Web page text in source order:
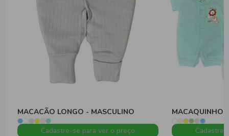
MACACÃO LONGO - MASCULINO
Cadastre-se para ver o preço
MACAQUINHO